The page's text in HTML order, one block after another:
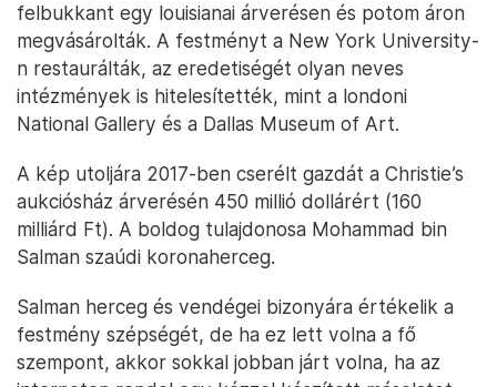
felbukkant egy louisianai árverésen és potom áron
megvásárolták. A festményt a New York University-
n restaurálták, az eredetiségét olyan neves
intézmények is hitelesítették, mint a londoni
National Gallery és a Dallas Museum of Art.
A kép utoljára 2017-ben cserélt gazdát a Christie’s
aukciósház árverésén 450 millió dollárért (160
milliárd Ft). A boldog tulajdonosa Mohammad bin
Salman szaúdi koronaherceg.
Salman herceg és vendégei bizonyára értékelik a
festmény szépségét, de ha ez lett volna a fő
szempont, akkor sokkal jobban járt volna, ha az